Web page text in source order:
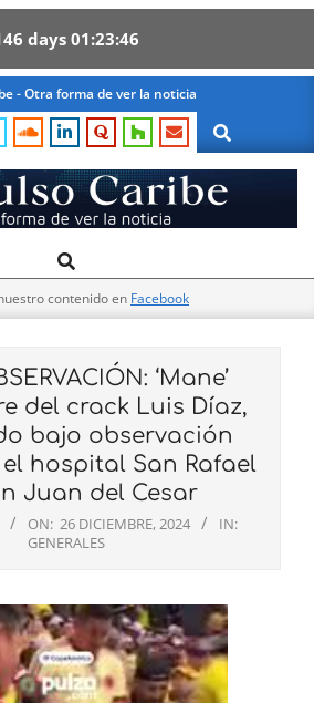
days 01 23 45
- Otra forma de ver la noticia
Search
Search
contenido en Facebook
‘Mane’
del crack Luis Díaz,
bajo observación
hospital San Rafael
Juan del Cesar
ON: 26 DICIEMBRE, 2024
IN:
GENERALES